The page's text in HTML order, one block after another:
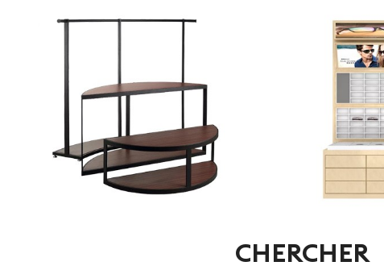
CHERCHER